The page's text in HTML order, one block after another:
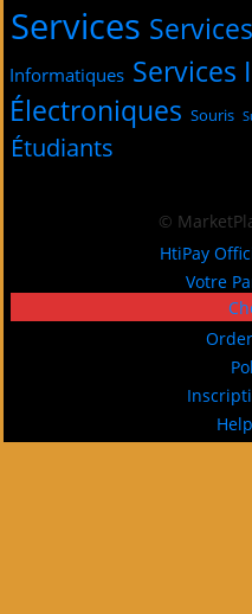
Services
Informatiques Services
Électroniques Souris
Étudiants
©
HtiPay
Votre